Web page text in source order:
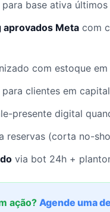
para base ativa
Meta com
com estoque
para clientes em
presente digital
reservas (corta no-
via bot 24h +
ação?Agende uma